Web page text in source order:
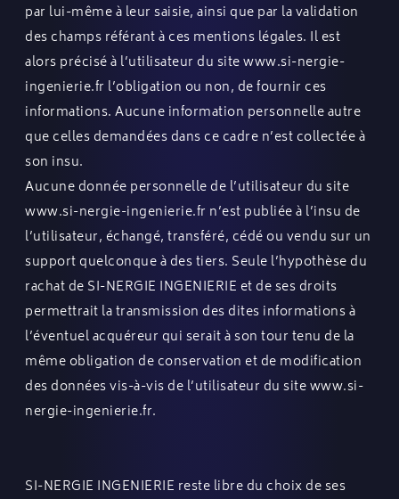
par lui-même à leur saisie, ainsi que par la validation
des champs référant à ces mentions légales. Il est
alors précisé à l’utilisateur du sitewww.si-nergie-
ingenierie.fr l’obligation ou non, de fournir ces
informations. Aucune information personnelle autre
que celles demandées dans ce cadre n’est collectée à
son insu.
Aucune donnée personnelle de l’utilisateur du site
www.si-nergie-ingenierie.fr n’est publiée à l’insu de
l’utilisateur, échangé, transféré, cédé ou vendu sur un
support quelconque à des tiers. Seule l’hypothèse du
rachat de SI-NERGIE INGENIERIE et de ses droits
permettrait la transmission des dites informations à
l’éventuel acquéreur qui serait à son tour tenu de la
même obligation de conservation et de modification
des données vis-à-vis de l’utilisateur du sitewww.si-
nergie-ingenierie.fr.
SI-NERGIE INGENIERIE reste libre du choix de ses